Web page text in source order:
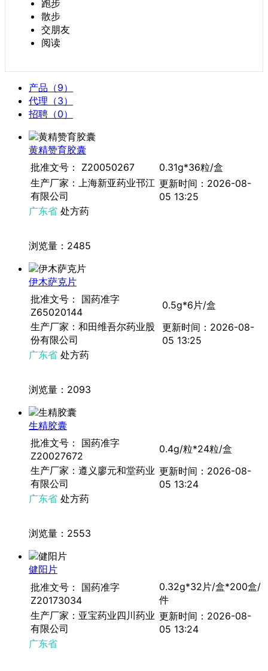
跑步
散步
交朋友
阅读
产品（9）
代理（3）
招聘（0）
黄精赞育胶囊
批准文号： Z20050267
0.31g*36粒/盒
生产厂家：上海新亚药业邗江
有限公司
更新时间：2026-08-
05 13:25
广东省 处方药
浏览量：2485
伊木萨克片
批准文号： 国药准字
Z65020144
0.5g*6片/盒
生产厂家：和田维吾尔药业股
份有限公司
更新时间：2026-08-
05 13:25
广东省 处方药
浏览量：2093
生精胶囊
批准文号： 国药准字
Z20027672
0.4g/粒*24粒/盒
生产厂家：遵义廖元和堂药业
有限公司
更新时间：2026-08-
05 13:24
广东省 处方药
浏览量：2553
健阳片
批准文号： 国药准字
Z20173034
0.32g*32片/盒*200盒/
件
生产厂家：亚宝药业四川药业
有限公司
更新时间：2026-08-
05 13:24
广东省